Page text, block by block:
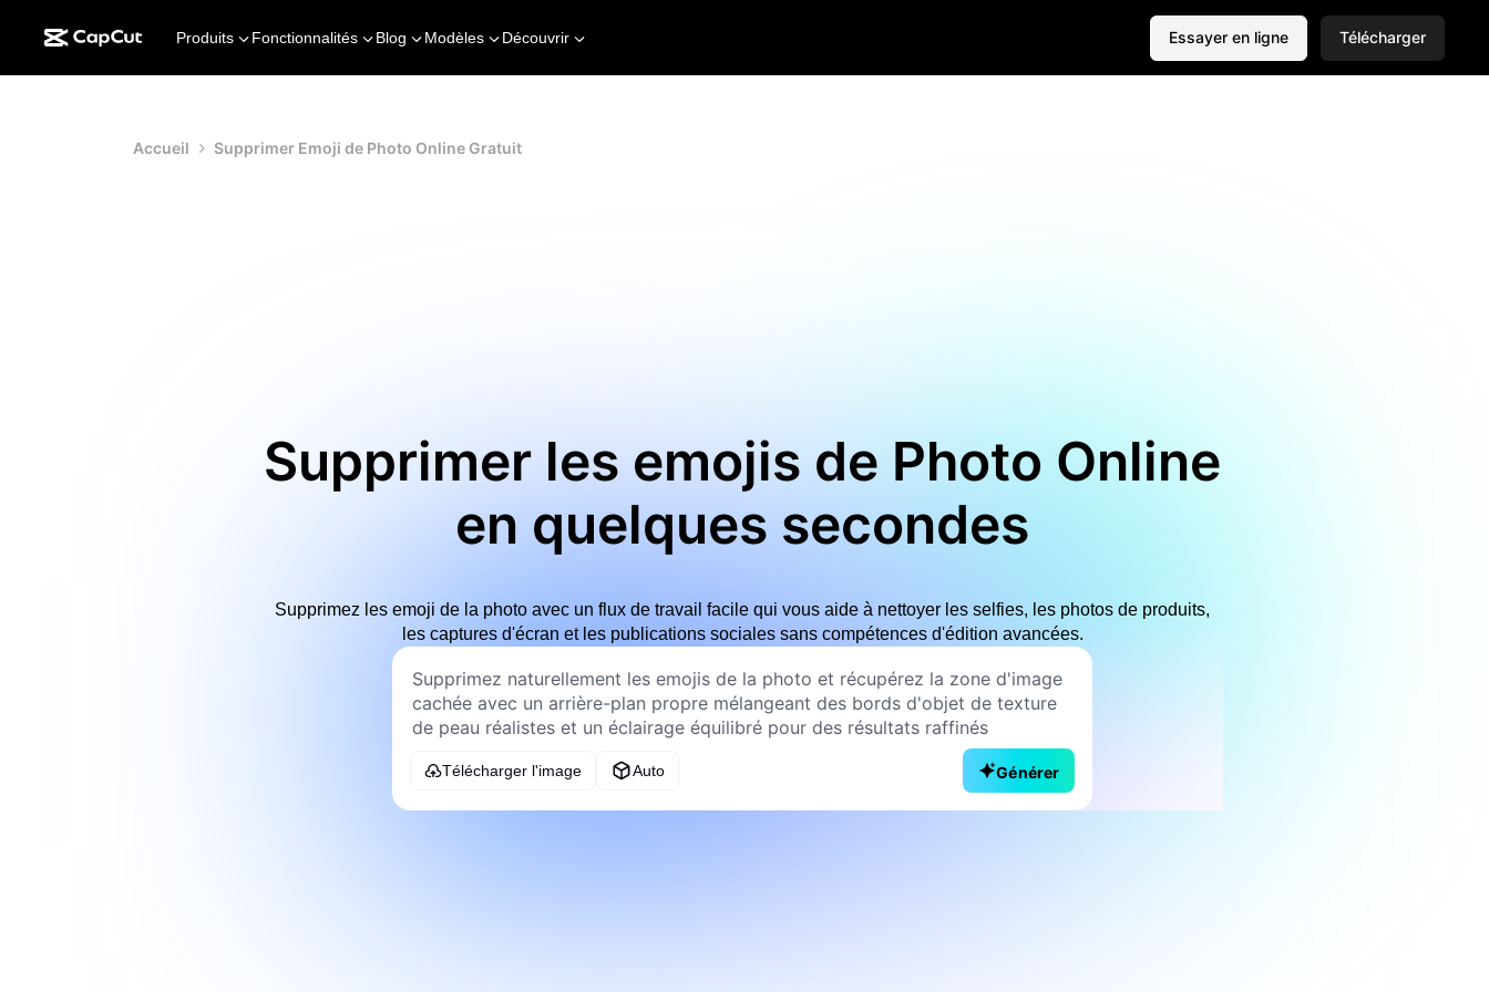
Produits Fonctionnalités Blog Modèles Découvrir Essayer en ligne Télécharger
Accueil Supprimer Emoji de Photo Online Gratuit
Supprimer les emojis de Photo Online
en quelques secondes
Supprimez les emoji de la photo avec un flux de travail facile qui vous aide à nettoyer les selfies, les photos de produits,
les captures d'écran et les publications sociales sans compétences d'édition avancées.
Télécharger l'image Auto Générer